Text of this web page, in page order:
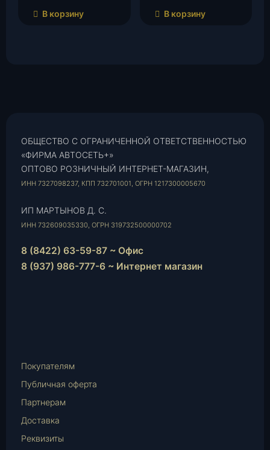
В корзину В корзину
ОБЩЕСТВО С ОГРАНИЧЕННОЙ ОТВЕТСТВЕННОСТЬЮ
«ФИРМА АВТОСЕТЬ+»
ОПТОВО РОЗНИЧНЫЙ ИНТЕРНЕТ-МАГАЗИН,
ИНН 7327098237, КПП 732701001, ОГРН 1217300005670
ИП МАРТЫНОВ Д. С.
ИНН 732609035330, ОГРН 319732500000702
8 (8422) 63-59-87 ~ Офис
8 (937) 986-777-6 ~ Интернет магазин
Mail
Покупателям
Публичная оферта
Партнерам
Доставка
Реквизиты